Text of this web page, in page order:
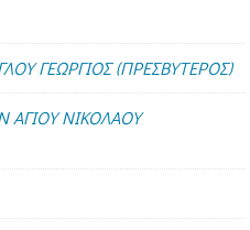
ΓΕΩΡΓΙΟΣ (ΠΡΕΣΒΥΤΕΡΟΣ)
ΑΓΙΟΥ ΝΙΚΟΛΑΟΥ